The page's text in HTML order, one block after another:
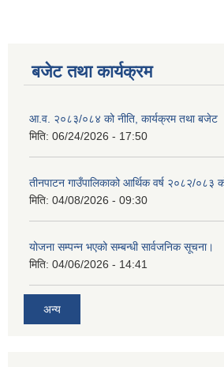
बजेट तथा कार्यक्रम
आ.व. २०८३/०८४ को नीति, कार्यक्रम तथा बजेट
मिति: 06/24/2026 - 17:50
तीनपाटन गाउँपालिकाको आर्थिक वर्ष २०८२/०८३
मिति: 04/08/2026 - 09:30
योजना सम्पन्न भएको सम्बन्धी सार्वजनिक सूचना।
मिति: 04/06/2026 - 14:41
अन्य